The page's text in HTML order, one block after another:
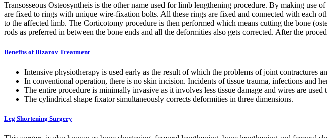
Transosseous Osteosyntheis is the other name used for limb lengthening procedure. By making use
are fixed to rings with unique wire-fixation bolts. All these rings are fixed and connected with each
to the affected limb. The Corticotomy procedure is then performed which means cutting the bone
rods as preferred in between the bone ends and all the deformities also gets corrected. After the
Benefits of Ilizarov Treatment
Intensive physiotherapy is used early as the result of which the problems of joint contractures
In conventional operation, there is no skin incision. Incidents of tissue trauma, infections and
The entire procedure is minimally invasive as it involves less tissue damage and wires are used
The cylindrical shape fixator simultaneously corrects deformities in three dimensions.
Leg Shortening Surgery